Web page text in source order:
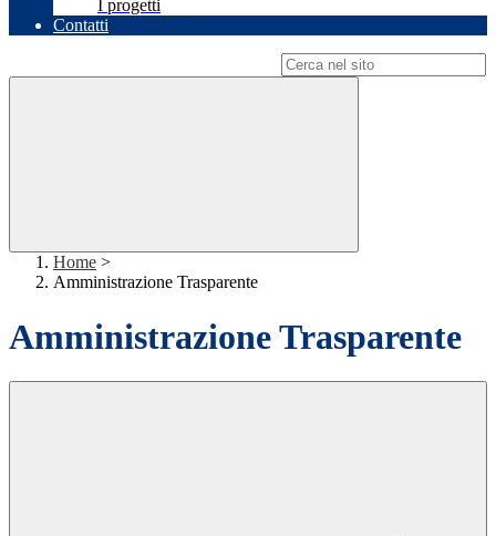
I progetti
Contatti
Home >
Amministrazione Trasparente
Amministrazione Trasparente